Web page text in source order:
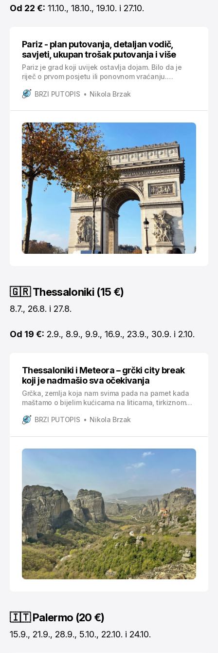
Od 22 €: 11.10., 18.10., 19.10. i 27.10.
Pariz - plan putovanja, detaljan vodič,
savjeti, ukupan trošak putovanja i više
Pariz je grad koji uvijek ostavlja dojam. Bilo da je
riječ o prvom posjetu ili ponovnom vraćanju.
jedinstvena svakodnevica čine ga destinacijom koja
atrakcija i gužvi, dobro osmišljen plan putovanja
ključan je kako bi se Pariz doživio
BRZI PUTOPIS Nikola Brzak
🇬🇷 Thessaloniki (15 €)
8.7., 26.8. i 27.8.
Od 19 €: 2.9., 8.9., 9.9., 16.9., 23.9., 30.9. i 2.10.
Thessaloniki i Meteora – grčki city break
koji je nadmašio sva očekivanja
Grčka, zemlja koja nam svima pada na pamet kada
maštamo o bijelim kućicama na liticama, tirkiznom
Santorinija, Krete ili Kosa (gdje sam prošle godine
su sinonim za savršen grčki odmor. No, što
BRZI PUTOPIS Nikola Brzak
🇮🇹 Palermo (20 €)
15.9., 21.9., 28.9., 5.10., 22.10. i 24.10.